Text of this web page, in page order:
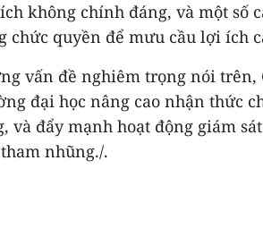
không chính đáng, và một số
chức quyền để mưu cầu lợi ích
vấn đề nghiêm trọng nói trên,
đại học nâng cao nhận thức
và đẩy mạnh hoạt động giám
nhũng./.